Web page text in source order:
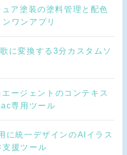
ア塗装の塗料管理と配色
ワンアプリ
に変換する3分カスタムソ
ージェントのコンテキス
専用ツール
統一デザインのAIイラス
支援ツール